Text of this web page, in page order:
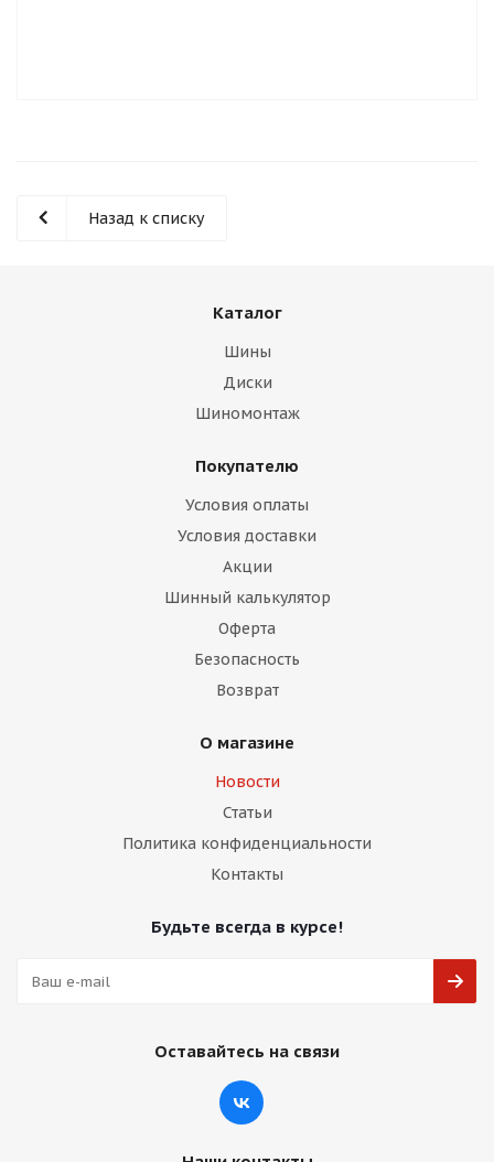
Назад к списку
Каталог
Шины
Диски
Шиномонтаж
Покупателю
Условия оплаты
Условия доставки
Акции
Шинный калькулятор
Оферта
Безопасность
Возврат
О магазине
Новости
Статьи
Политика конфиденциальности
Контакты
Будьте всегда в курсе!
Оставайтесь на связи